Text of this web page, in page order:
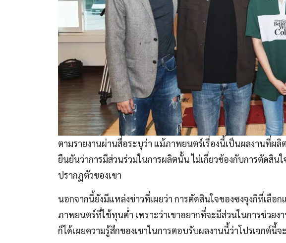
ตามรายงานผ่านสื่อระบุว่า แม้ภาพยนตร์เรื่องนี้เป็นผลงานที่ผ
ยืนยันว่าการมีส่วนร่วมในการผลิตนั้น ไม่เกี่ยวข้องกับการตัดสิ
ปรากฏตัวของเขา
นอกจากนี้ยังมีแหล่งข่าวที่เผยว่า การตัดสินใจของซงจุงกิที่เลือ
ภาพยนตร์ที่ใช้ทุนต่ำ เพราะว่าเขาอยากที่จะมีส่วนในการช่วย
ก็ได้เผยความรู้สึกของเขาในการตอบรับผลงานนี้ว่าโปรเจกต์นี้